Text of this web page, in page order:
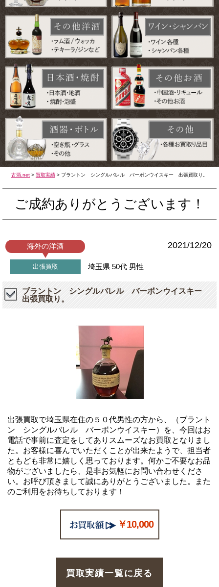
古酒.net > 買取実績 > ブラントン シングルバレル バーボンウイスキー 出張買取り。
ご成約ありがとうございます！
海外の洋酒 2021/12/20
出張買取 埼玉県 50代 男性
ブラントン シングルバレル バーボンウイスキー
出張買取り。
出張買取で埼玉県在住の５０代男性の方から、（ブラント
ン シングルバレル バーボンウイスキー）を、今回はお
電話で事前に査定をしてありスムーズなお買取となりまし
た。お客様に喜んでいただくことが出来たようで、担当者
ともども非常に嬉しく思っております。何かご不要なお品
物がございましたら、是非お気軽にお問い合わせくださ
い。お呼び頂きまして誠にありがとうございました。また
のご利用をお待ちしております！
￥10,000
買取実績一覧に戻る